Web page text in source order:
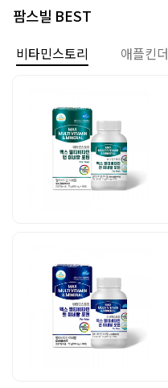
팜스빌 BEST
비타민스토리 애플킨더